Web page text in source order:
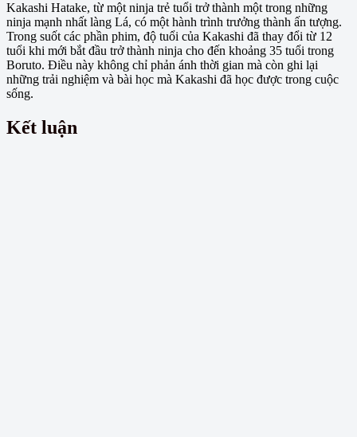
Kakashi Hatake, từ một ninja trẻ tuổi trở thành một trong những
ninja mạnh nhất làng Lá, có một hành trình trưởng thành ấn tượng.
Trong suốt các phần phim, độ tuổi của Kakashi đã thay đổi từ 12
tuổi khi mới bắt đầu trở thành ninja cho đến khoảng 35 tuổi trong
Boruto. Điều này không chỉ phản ánh thời gian mà còn ghi lại
những trải nghiệm và bài học mà Kakashi đã học được trong cuộc
sống.
Kết luận